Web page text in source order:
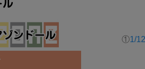
①1/